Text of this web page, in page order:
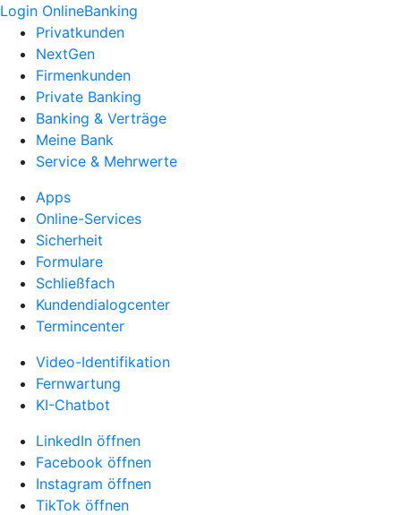
Login OnlineBanking
Privatkunden
NextGen
Firmenkunden
Private Banking
Banking & Verträge
Meine Bank
Service & Mehrwerte
Apps
Online-Services
Sicherheit
Formulare
Schließfach
Kundendialogcenter
Termincenter
Video-Identifikation
Fernwartung
KI-Chatbot
LinkedIn öffnen
Facebook öffnen
Instagram öffnen
TikTok öffnen